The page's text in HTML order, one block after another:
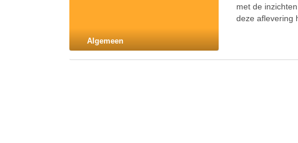
Algemeen
met de
deze aflevering